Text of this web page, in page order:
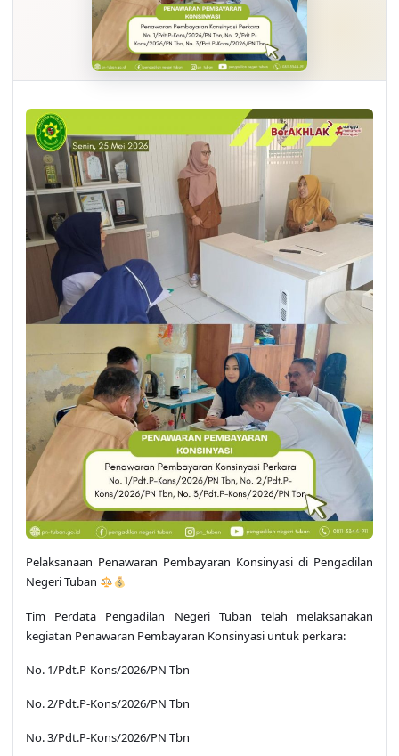
Pelaksanaan Penawaran Pembayaran Konsinyasi di Pengadilan
Negeri Tuban
Tim Perdata Pengadilan Negeri Tuban telah melaksanakan
kegiatan Penawaran Pembayaran Konsinyasi untuk perkara:
No. 1/Pdt.P-Kons/2026/PN Tbn
No. 2/Pdt.P-Kons/2026/PN Tbn
No. 3/Pdt.P-Kons/2026/PN Tbn